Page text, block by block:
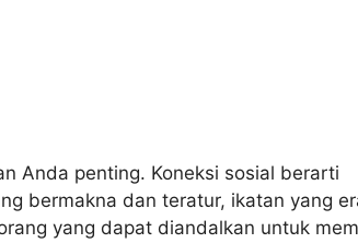
Anda penting. Koneksi sosial berarti
bermakna dan teratur, ikatan yang
yang dapat diandalkan untuk